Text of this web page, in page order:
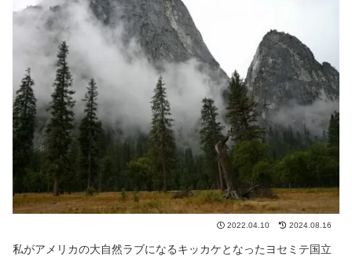
2022.04.10 2024.08.16
私がアメリカの大自然ラブになるキッカケとなったヨセミテ国立